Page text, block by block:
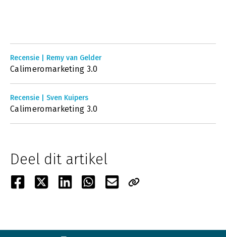
Recensie | Remy van Gelder
Calimeromarketing 3.0
Recensie | Sven Kuipers
Calimeromarketing 3.0
Deel dit artikel